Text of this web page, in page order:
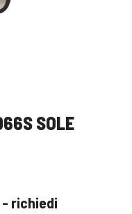
SOLE
richiedi